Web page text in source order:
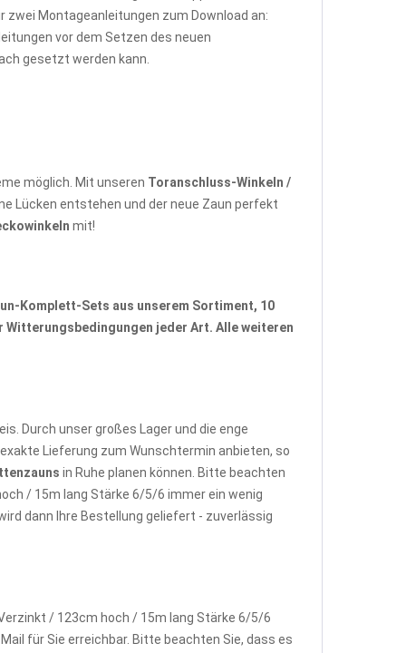
Montageanleitungen zum Download an:
vor dem Setzen des neuen
gesetzt werden kann.
möglich. Mit unseren Toranschluss-Winkeln /
Lücken entstehen und der neue Zaun perfekt
mit!
Komplett-Sets aus unserem Sortiment, 10
jeder Art. Alle weiteren
Durch unser großes Lager und die enge
exakte Lieferung zum Wunschtermin anbieten, so
in Ruhe planen können. Bitte beachten
/ 15m lang Stärke 6/5/6 immer ein wenig
dann Ihre Bestellung geliefert - zuverlässig
/ 123cm hoch / 15m lang Stärke 6/5/6
für Sie erreichbar. Bitte beachten Sie, dass es